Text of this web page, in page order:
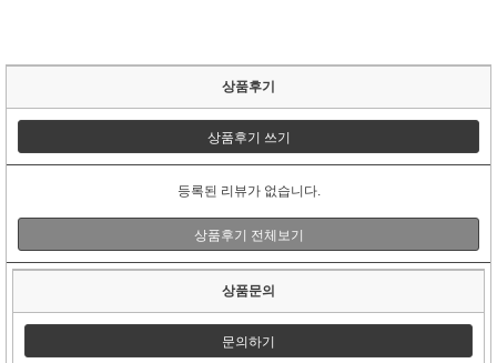
상품후기
상품후기 쓰기
등록된 리뷰가 없습니다.
상품후기 전체보기
상품문의
문의하기